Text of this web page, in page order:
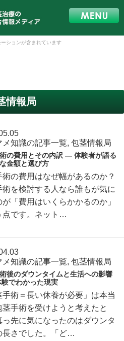
ションが含まれています
情報局
メ知識の記事一覧,包茎情報局
の費用とその内訳 ― 体験者が語る
金額と選び方
術の費用はなぜ幅があるのか？
術を検討する人なら誰もが気に
が「費用はいくらかかるのか」
点です。ネット…
メ知識の記事一覧,包茎情報局
後のダウンタイムと生活への影響
でわかった現実
手術＝長い休養が必要」は本当
茎手術を受けようと考えたと
っ先に気になったのはダウンタ
長さでした。「ど…